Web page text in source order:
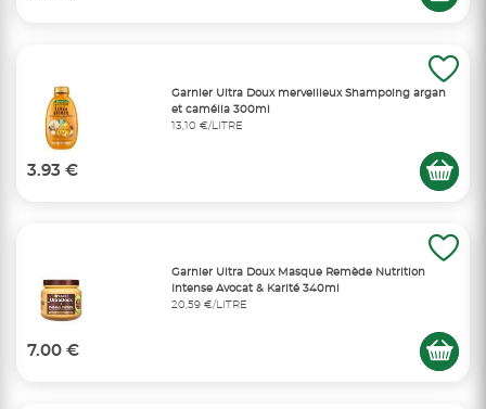
Garnier Ultra Doux merveilleux Shampoing argan
et camélia 300ml
13,10 €/LITRE
3.93 €
Garnier Ultra Doux Masque Remède Nutrition
Intense Avocat & Karité 340ml
20,59 €/LITRE
7.00 €